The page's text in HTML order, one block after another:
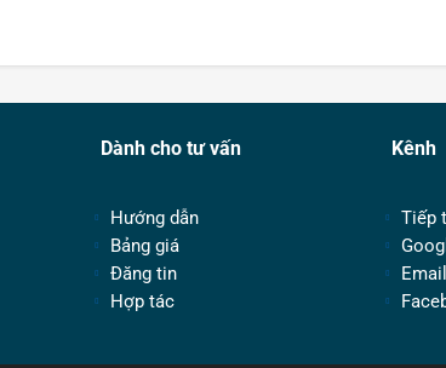
Dành cho tư vấn
Hướng dẫn
Bảng giá
Đăng tin
Hợp tác
Kênh
Tiếp